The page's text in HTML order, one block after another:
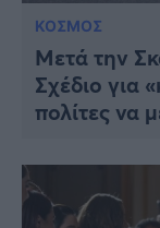
ΚΟΣΜΟΣ
Μετά την
Σχέδιο για
πολίτες να